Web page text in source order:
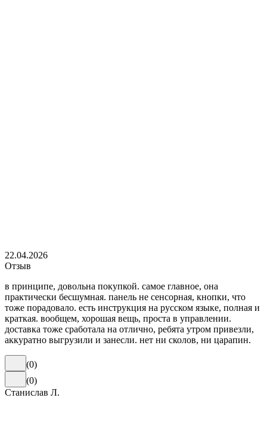
22.04.2026
Отзыв
в принципе, довольна покупкой. самое главное, она
практически бесшумная. панель не сенсорная, кнопки, что
тоже порадовало. есть инструкция на русском языке, полная и
краткая. вообщем, хорошая вещь, проста в управлении.
доставка тоже сработала на отлично, ребята утром привезли,
аккуратно выгрузили и занесли. нет ни сколов, ни царапин.
(0)
(0)
Станислав Л.